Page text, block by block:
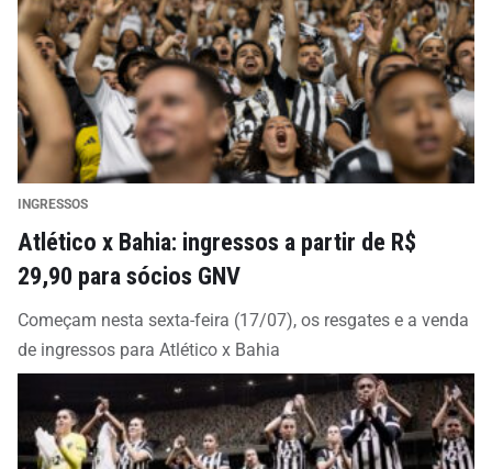
INGRESSOS
Atlético x Bahia: ingressos a partir de R$
29,90 para sócios GNV
Começam nesta sexta-feira (17/07), os resgates e a venda
de ingressos para Atlético x Bahia